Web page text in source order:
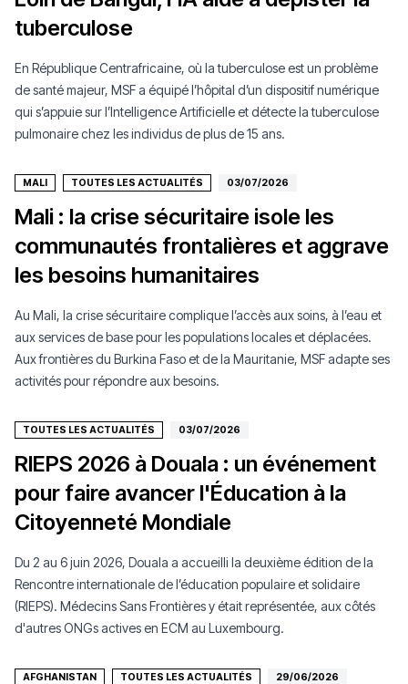
tuberculose
En République Centrafricaine, où la tuberculose est un problème
de santé majeur, MSF a équipé l’hôpital d’un dispositif numérique
qui s’appuie sur l’Intelligence Artificielle et détecte la tuberculose
pulmonaire chez les individus de plus de 15 ans.
MALI TOUTES LES ACTUALITÉS 03/07/2026
Mali : la crise sécuritaire isole les
communautés frontalières et aggrave
les besoins humanitaires
Au Mali, la crise sécuritaire complique l’accès aux soins, à l’eau et
aux services de base pour les populations locales et déplacées.
Aux frontières du Burkina Faso et de la Mauritanie, MSF adapte ses
activités pour répondre aux besoins.
TOUTES LES ACTUALITÉS 03/07/2026
RIEPS 2026 à Douala : un événement
pour faire avancer l'Éducation à la
Citoyenneté Mondiale
Du 2 au 6 juin 2026, Douala a accueilli la deuxième édition de la
Rencontre internationale de l’éducation populaire et solidaire
(RIEPS). Médecins Sans Frontières y était représentée, aux côtés
d'autres ONGs actives en ECM au Luxembourg.
AFGHANISTAN TOUTES LES ACTUALITÉS 29/06/2026